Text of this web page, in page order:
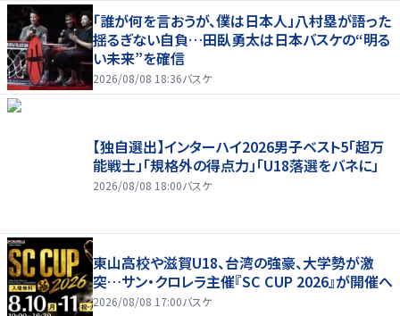
「誰が何を言おうが、僕は日本人」八村塁が語った
揺るぎない自負…田臥勇太は日本バスケの“明る
い未来”を確信
2026/08/08 18:36バスケ
【独自選出】インターハイ2026男子ベスト5「超万
能戦士」「規格外の得点力」「U18落選をバネに」
2026/08/08 18:00バスケ
東山高校や滋賀U18、台湾の強豪、大学勢が激
突…サン・クロレラ主催『SC CUP 2026』が開催へ
2026/08/08 17:00バスケ